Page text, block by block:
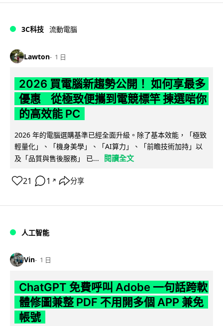
3C科技 流動電腦
Lawton 1 日
2026 買電腦新趨勢公開！ 如何享最多
優惠 從極致便攜到電競標竿 揀選啱你
的高效能 PC
2026 年的電腦選購基準已經全面升級。除了基本效能，「極致
輕量化」、「機身美學」、「AI算力」、「前瞻技術加持」以
及「品質與售後服務」 已...
閱讀全文
21 1 ↗ 分享
人工智能
Vin 1 日
ChatGPT 免費呼叫 Adobe 一句話跨軟
體修圖兼整 PDF 不用開多個 APP 兼免
帳號